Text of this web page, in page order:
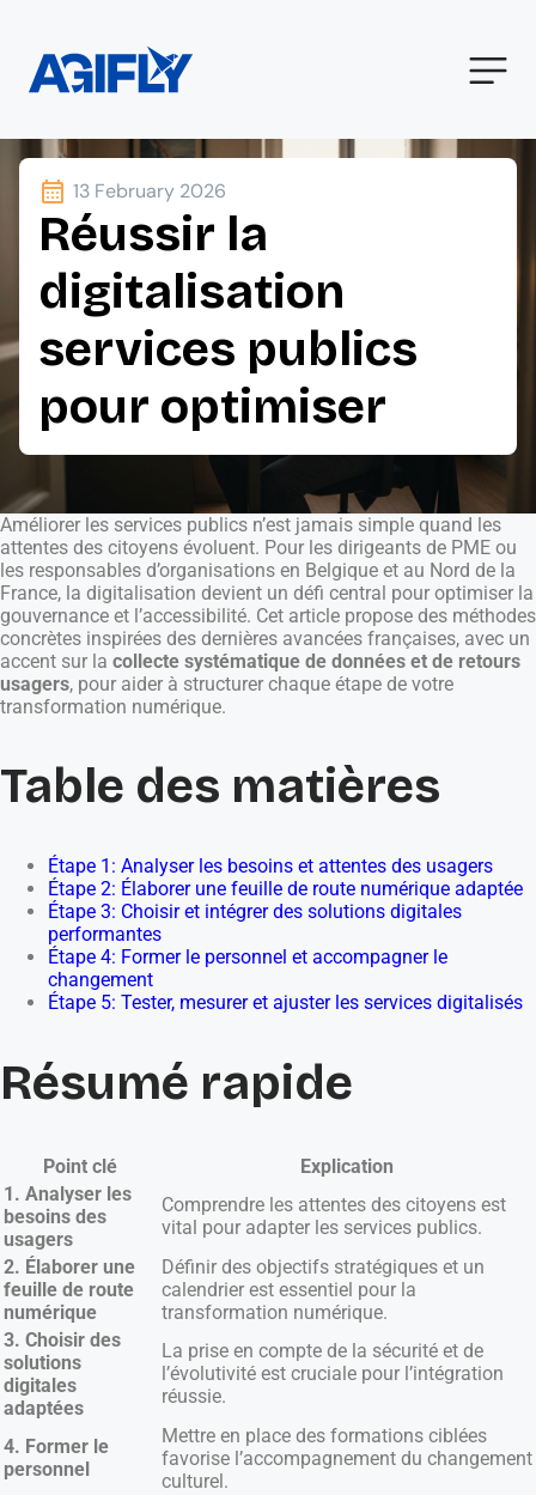
13 February 2026
Réussir la
digitalisation
services publics
pour optimiser
Améliorer les services publics n’est jamais simple quand les
attentes des citoyens évoluent. Pour les dirigeants de PME ou
les responsables d’organisations en Belgique et au Nord de la
France, la digitalisation devient un défi central pour optimiser la
gouvernance et l’accessibilité. Cet article propose des méthodes
concrètes inspirées des dernières avancées françaises, avec un
accent sur la collecte systématique de données et de retours
usagers, pour aider à structurer chaque étape de votre
transformation numérique.
Table des matières
Étape 1: Analyser les besoins et attentes des usagers
Étape 2: Élaborer une feuille de route numérique adaptée
Étape 3: Choisir et intégrer des solutions digitales
performantes
Étape 4: Former le personnel et accompagner le
changement
Étape 5: Tester, mesurer et ajuster les services digitalisés
Résumé rapide
Point clé
Explication
1. Analyser les
besoins des
usagers
Comprendre les attentes des citoyens est
vital pour adapter les services publics.
2. Élaborer une
feuille de route
numérique
Définir des objectifs stratégiques et un
calendrier est essentiel pour la
transformation numérique.
3. Choisir des
solutions
digitales
adaptées
La prise en compte de la sécurité et de
l’évolutivité est cruciale pour l’intégration
réussie.
4. Former le
personnel
Mettre en place des formations ciblées
favorise l’accompagnement du changement
culturel.